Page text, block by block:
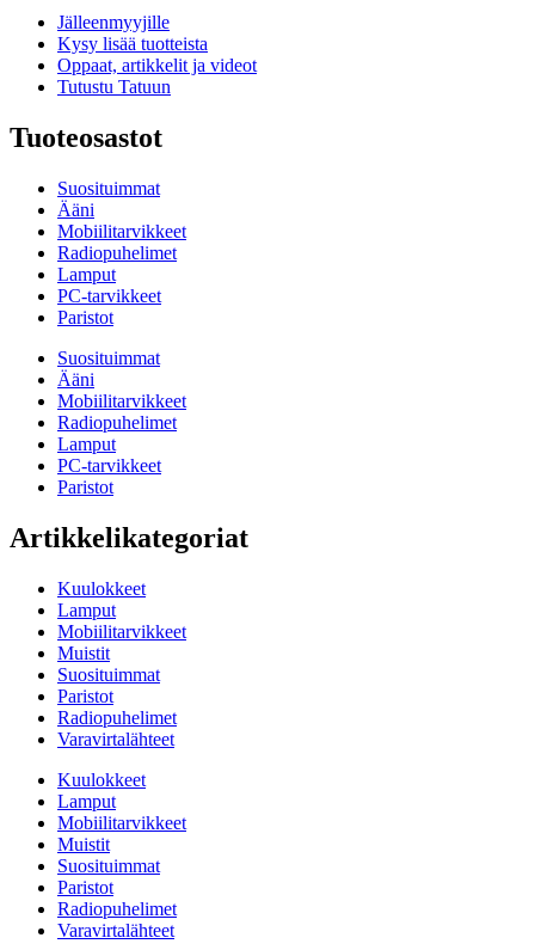
Jälleenmyyjille
Kysy lisää tuotteista
Oppaat, artikkelit ja videot
Tutustu Tatuun
Tuoteosastot
Suosituimmat
Ääni
Mobiilitarvikkeet
Radiopuhelimet
Lamput
PC-tarvikkeet
Paristot
Suosituimmat
Ääni
Mobiilitarvikkeet
Radiopuhelimet
Lamput
PC-tarvikkeet
Paristot
Artikkelikategoriat
Kuulokkeet
Lamput
Mobiilitarvikkeet
Muistit
Suosituimmat
Paristot
Radiopuhelimet
Varavirtalähteet
Kuulokkeet
Lamput
Mobiilitarvikkeet
Muistit
Suosituimmat
Paristot
Radiopuhelimet
Varavirtalähteet